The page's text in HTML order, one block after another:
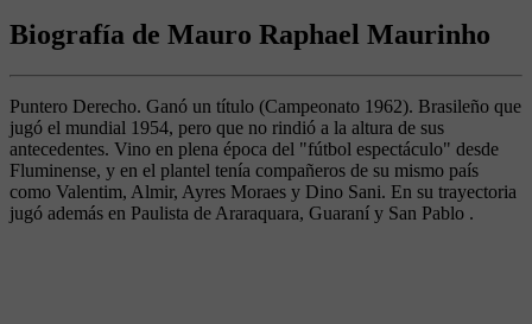
Biografía de Mauro Raphael Maurinho
Puntero Derecho. Ganó un título (Campeonato 1962). Brasileño que
jugó el mundial 1954, pero que no rindió a la altura de sus
antecedentes. Vino en plena época del "fútbol espectáculo" desde
Fluminense, y en el plantel tenía compañeros de su mismo país
como Valentim, Almir, Ayres Moraes y Dino Sani. En su trayectoria
jugó además en Paulista de Araraquara, Guaraní y San Pablo .